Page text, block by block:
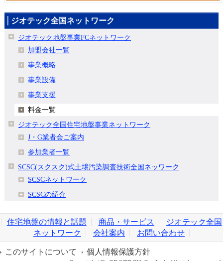
ジオテック全国ネットワーク
ジオテック地盤事業FCネットワーク
加盟会社一覧
事業概略
事業設備
事業支援
料金一覧
ジオテック全国住宅地盤事業ネットワーク
J・G業者会ご案内
参加業者一覧
SCSC(スクスク)式土壌汚染調査技術全国ネッワーク
SCSCネットワーク
SCSCの紹介
住宅地盤の情報と話題 商品・サービス
ジオテック全国
ネットワーク
会社案内 お問い合わせ
このサイトについて 個人情報保護方針